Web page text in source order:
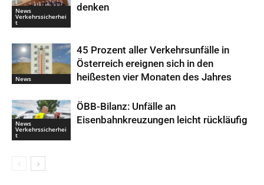
News
Verkehrssicherhei
t
denken
News
45 Prozent aller Verkehrsunfälle in
Österreich ereignen sich in den
heißesten vier Monaten des Jahres
News
Verkehrssicherhei
t
ÖBB-Bilanz: Unfälle an
Eisenbahnkreuzungen leicht rückläufig